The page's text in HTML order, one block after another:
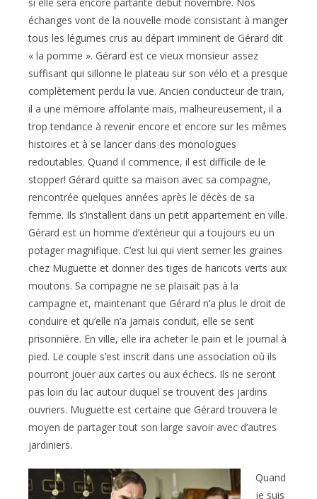
échanges vont de la nouvelle mode consistant à manger
tous les légumes crus au départ imminent de Gérard dit
« la pomme ». Gérard est ce vieux monsieur assez
suffisant qui sillonne le plateau sur son vélo et a presque
complètement perdu la vue. Ancien conducteur de train,
il a une mémoire affolante mais, malheureusement, il a
trop tendance à revenir encore et encore sur les mêmes
histoires et à se lancer dans des monologues
redoutables. Quand il commence, il est difficile de le
stopper! Gérard quitte sa maison avec sa compagne,
rencontrée quelques années après le décès de sa
femme. Ils s’installent dans un petit appartement en ville.
Gérard est un homme d’extérieur qui a toujours eu un
potager magnifique. C’est lui qui vient semer les graines
chez Muguette et donner des tiges de haricots verts aux
moutons. Sa compagne ne se plaisait pas à la
campagne et, maintenant que Gérard n’a plus le droit de
conduire et qu’elle n’a jamais conduit, elle se sent
prisonnière. En ville, elle ira acheter le pain et le journal à
pied. Le couple s’est inscrit dans une association où ils
pourront jouer aux cartes ou aux échecs. Ils ne seront
pas loin du lac autour duquel se trouvent des jardins
ouvriers. Muguette est certaine que Gérard trouvera le
moyen de partager tout son large savoir avec d’autres
jardiniers.
Quand
je suis